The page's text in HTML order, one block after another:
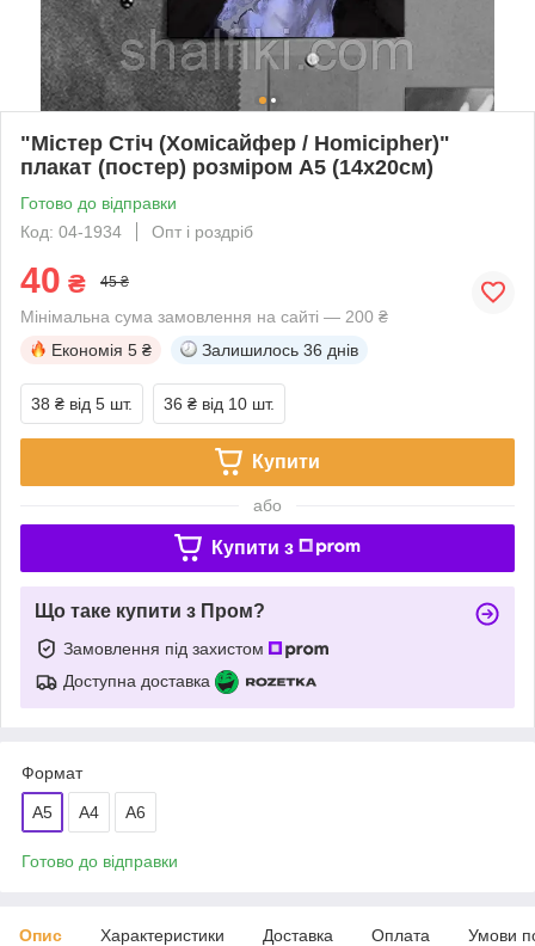
"Містер Стіч (Хомісайфер / Homicipher)"
плакат (постер) розміром А5 (14х20см)
Готово до відправки
Код: 04-1934
Опт і роздріб
40 ₴ 45 ₴
Мінімальна сума замовлення на сайті — 200 ₴
Економія 5 ₴ Залишилось 36 днів
38 ₴ від 5 шт. 36 ₴ від 10 шт.
Купити
або
Купити з
Що таке купити з Пром?
Замовлення під захистом
Доступна доставка
Формат
A5 A4 А6
Готово до відправки
Опис Характеристики Доставка Оплата Умови